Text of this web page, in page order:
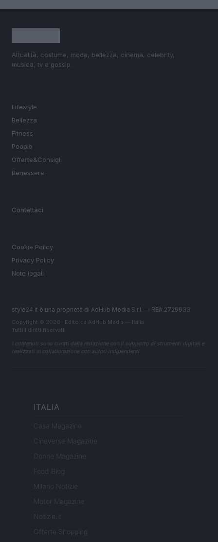
Attualità, costume, moda, bellezza, cinema, celebrity,
musica, tv e gossip.
Lifestyle
Bellezza
Fitness
People
Offerte&Consigli
Benessere
Contattaci
Cookie Policy
Privacy Policy
Note legali
style24.it è una proprietà di AdHub Media S.r.l. — REA 2729933
Copyright © 2026 · Edito da AdHub Media — Italia
Tutti i diritti riservati
I contenuti sono curati dalla redazione con il supporto di strumenti digitali e
realizzati in collaborazione con autori indipendenti.
ITALIA
Casa Magazine
Cineverse Magazine
Donne Magazine
Food Blog
Milano Notizie
Motor Magazine
Notizie.it
Offerte Shopping